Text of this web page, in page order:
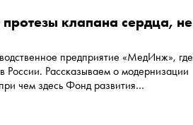
клапана сердца, не
предприятие «‎МедИнж»‎, где
Рассказываем о модернизации
чем здесь Фонд развития